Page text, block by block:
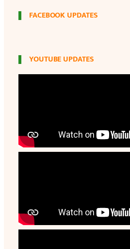
FACEBOOK UPDATES
YOUTUBE UPDATES